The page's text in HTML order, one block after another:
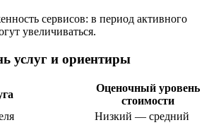
сервисов: в период активного
увеличиваться.
услуг и ориентиры
Оценочный уровень
стоимости
Низкий — средний